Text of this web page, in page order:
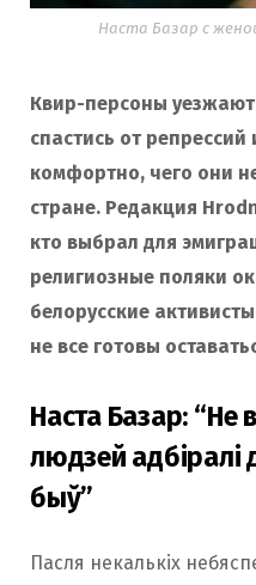
Наста Базар с
Квир-персоны
спастись от репрессий
комфортно, чего они
стране. Редакция
кто выбрал для
религиозные поляки
белорусские
не все готовы
Наста Базар: “Не
людзей адбіралі
быў”
Пасля некалькіх